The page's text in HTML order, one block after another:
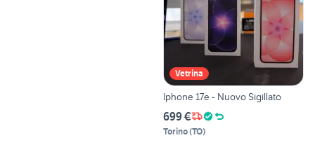
Vetrina
Iphone 17e - Nuovo Sigillato
699 €
Torino(TO)